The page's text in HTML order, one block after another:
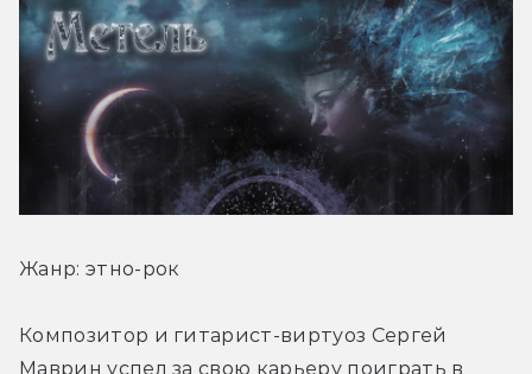
Жанр: этно-рок
Композитор и гитарист-виртуоз Сергей
Маврин успел за свою карьеру поиграть в